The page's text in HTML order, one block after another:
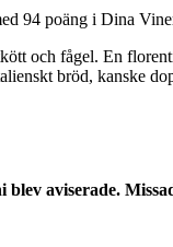
94 poäng i Dina
och fågel. En
bröd, kanske
aviserade.